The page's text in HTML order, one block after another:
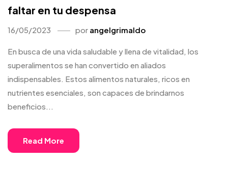
faltar en tu despensa
16/05/2023 por angelgrimaldo
En busca de una vida saludable y llena de vitalidad, los
superalimentos se han convertido en aliados
indispensables. Estos alimentos naturales, ricos en
nutrientes esenciales, son capaces de brindarnos
beneficios...
Read More